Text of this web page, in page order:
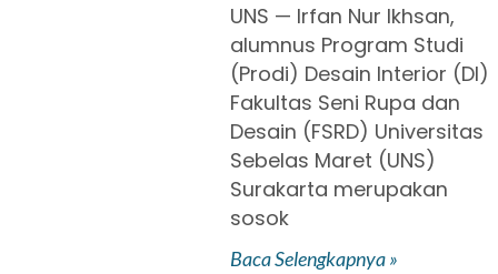
UNS — Irfan Nur Ikhsan,
alumnus Program Studi
(Prodi) Desain Interior (DI)
Fakultas Seni Rupa dan
Desain (FSRD) Universitas
Sebelas Maret (UNS)
Surakarta merupakan
sosok
Baca Selengkapnya »